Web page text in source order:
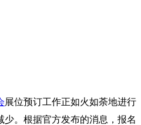
展位预订工作正如火如荼地进行
。根据官方发布的消息，报名